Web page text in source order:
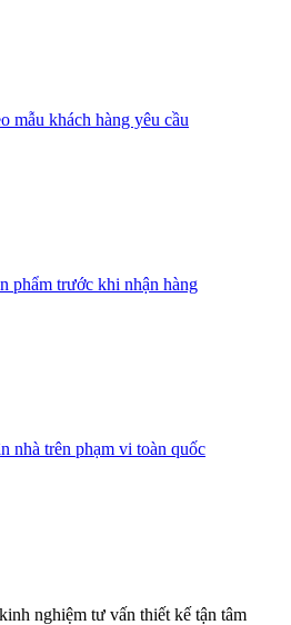
mẫu khách hàng yêu cầu
phẩm trước khi nhận hàng
nhà trên phạm vi toàn quốc
nghiệm tư vấn thiết kế tận tâm